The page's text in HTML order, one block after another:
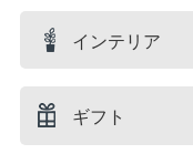
インテリア
ギフト